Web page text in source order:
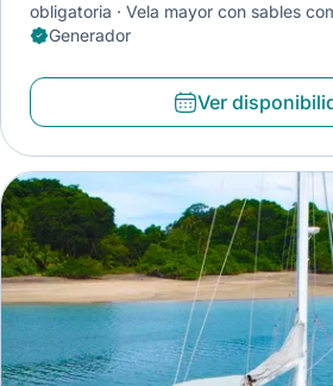
obligatoria
Vela mayor con sables
Generador
Ver